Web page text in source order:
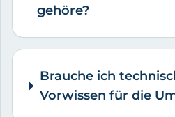
gehöre?
Brauche ich
Vorwissen für die